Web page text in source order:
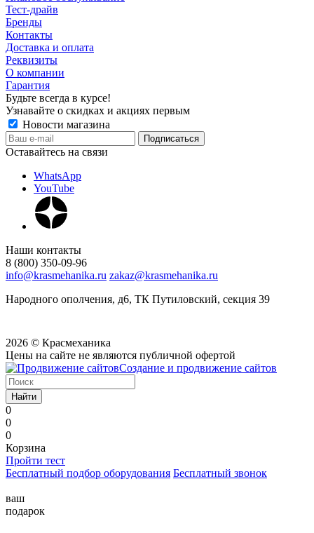
Тест-драйв
Бренды
Контакты
Доставка и оплата
Реквизиты
О компании
Гарантия
Будьте всегда в курсе!
Узнавайте о скидках и акциях первым
Новости магазина
Оставайтесь на связи
WhatsApp
YouTube
Наши контакты
8 (800) 350-09-96
info@krasmehanika.ru zakaz@krasmehanika.ru
Народного ополчения, д6, ТК Путиловский, секция 39
2026 © Красмеханика
Цены на сайте не являются публичной офертой
Создание и продвижение сайтов
Найти
0
0
0
Корзина
Пройти тест
Бесплатный подбор оборудования Бесплатный звонок
ваш
подарок